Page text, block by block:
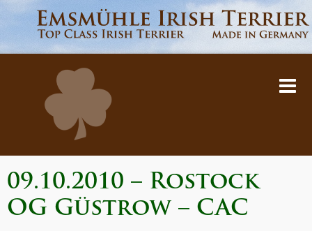
09.10.2010 – Rostock
OG Güstrow – CAC